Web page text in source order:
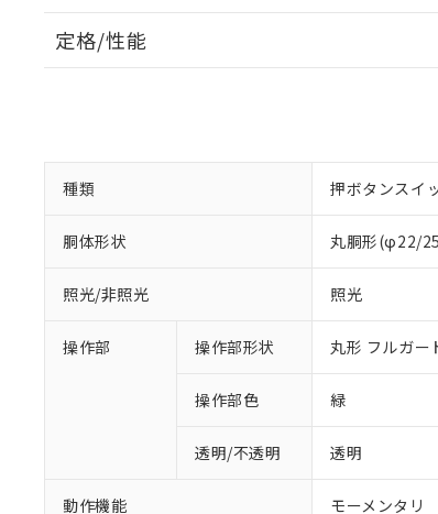
定格/性能
種類 押ボタンスイ
胴体形状 丸胴形(φ22/
照光/非照光 照光
操作部 操作部形状 丸形 フルガー
操作部色 緑
透明/不透明 透明
動作機能 モーメンタリ